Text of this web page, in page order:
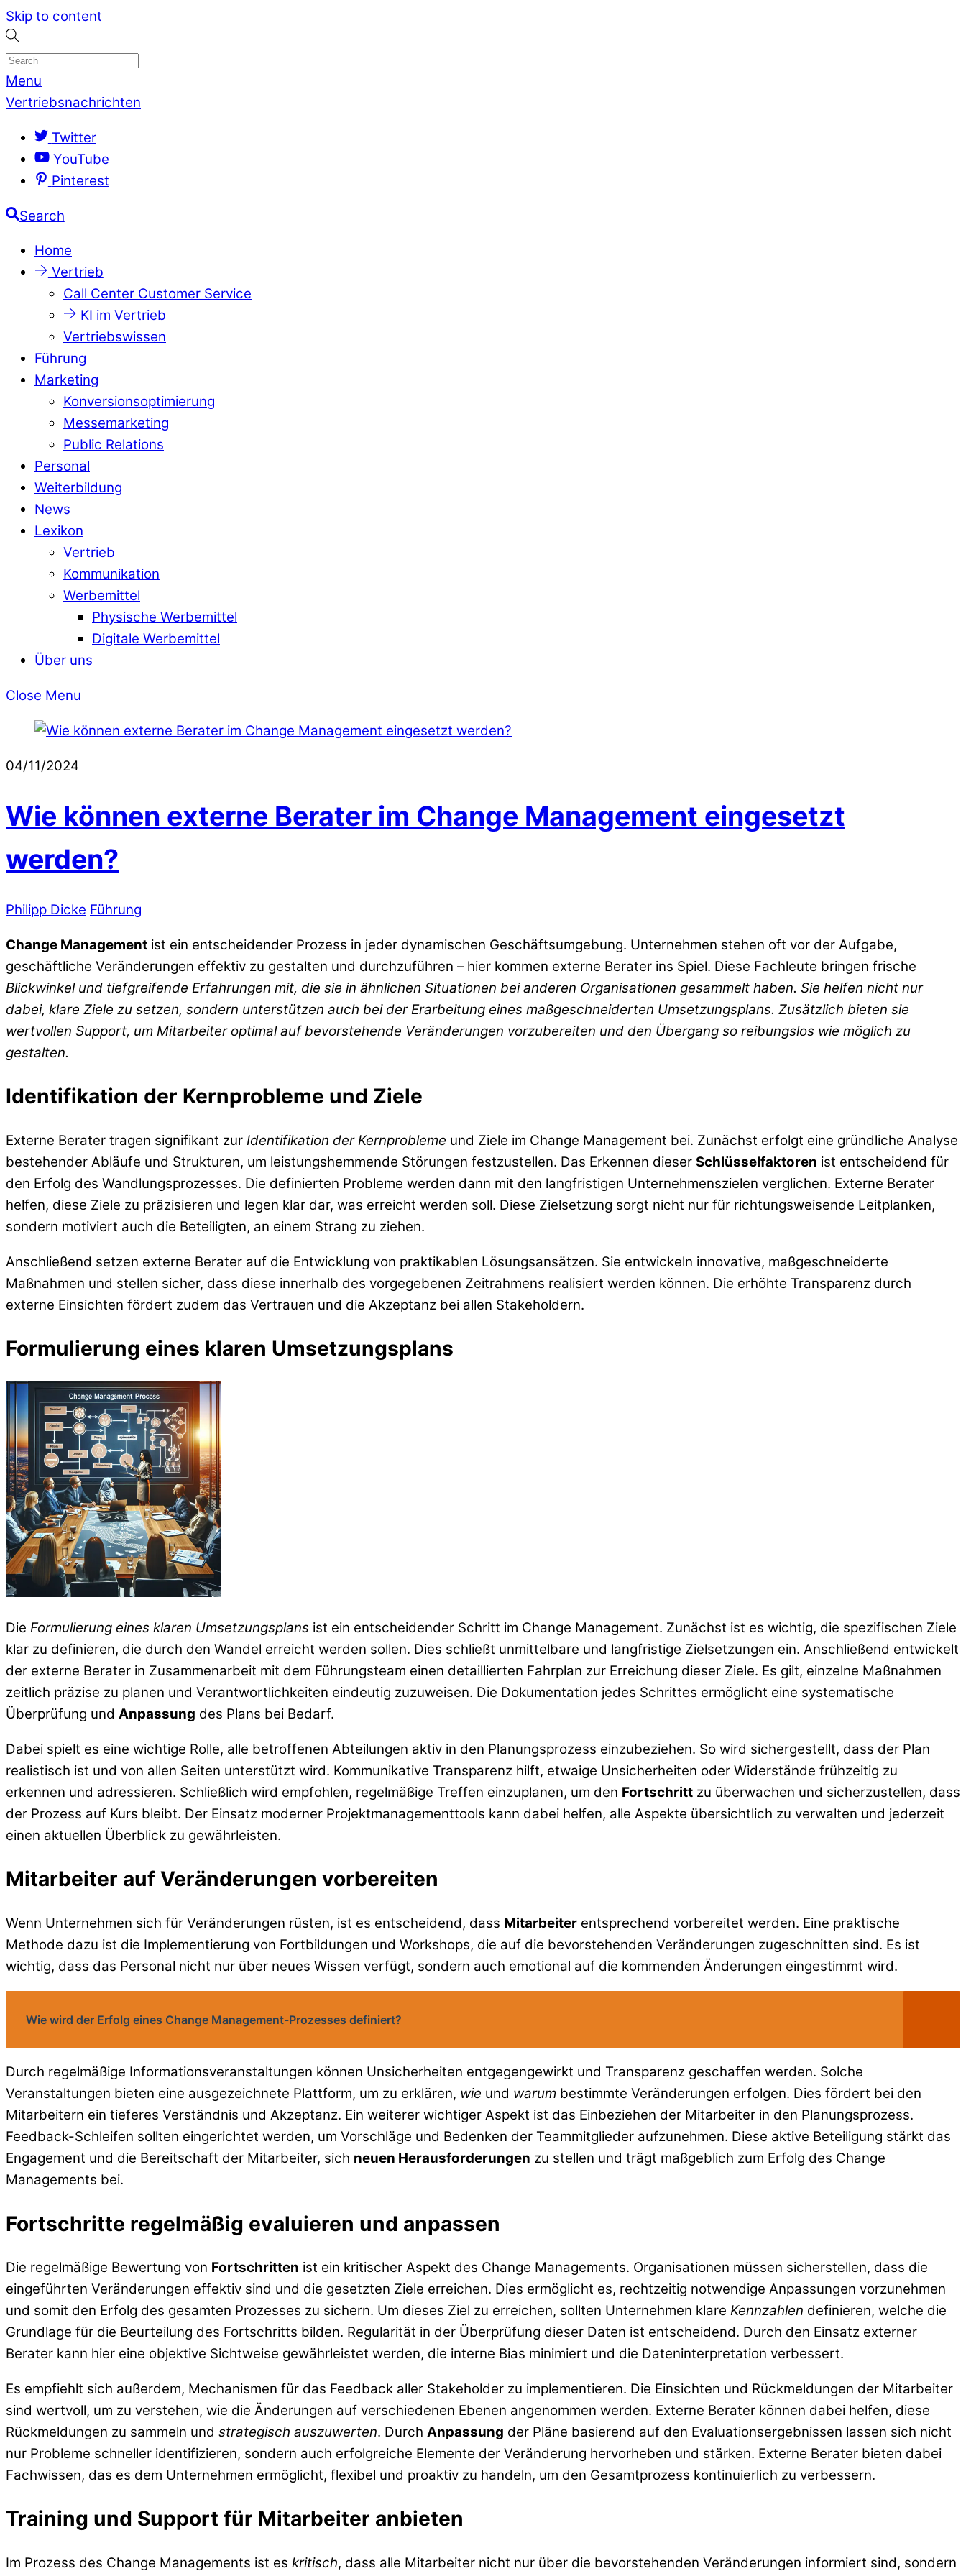
Skip to content
Menu
Vertriebsnachrichten
Twitter
YouTube
Pinterest
Search
Home
Vertrieb
Call Center Customer Service
KI im Vertrieb
Vertriebswissen
Führung
Marketing
Konversionsoptimierung
Messemarketing
Public Relations
Personal
Weiterbildung
News
Lexikon
Vertrieb
Kommunikation
Werbemittel
Physische Werbemittel
Digitale Werbemittel
Über uns
Close Menu
04/11/2024
Wie können externe Berater im Change Management eingesetzt
werden?
Philipp Dicke Führung
Change Management ist ein entscheidender Prozess in jeder dynamischen Geschäftsumgebung. Unternehmen stehen oft vor der Aufgabe,
geschäftliche Veränderungen effektiv zu gestalten und durchzuführen – hier kommen externe Berater ins Spiel. Diese Fachleute bringen frische
Blickwinkelund tiefgreifende Erfahrungen mit, die sie in ähnlichen Situationen bei anderen Organisationen gesammelt haben. Sie helfen nicht nur
dabei, klare Ziele zu setzen, sondern unterstützen auch bei der Erarbeitung eines maßgeschneiderten Umsetzungsplans. Zusätzlich bieten sie
wertvollen Support, um Mitarbeiter optimal auf bevorstehende Veränderungen vorzubereiten und den Übergang so reibungslos wie möglich zu
gestalten.
Identifikation der Kernprobleme und Ziele
Externe Berater tragen signifikant zur Identifikation der Kernprobleme und Ziele im Change Management bei. Zunächst erfolgt eine gründliche Analyse
bestehender Abläufe und Strukturen, um leistungshemmende Störungen festzustellen. Das Erkennen dieser Schlüsselfaktoren ist entscheidend für
den Erfolg des Wandlungsprozesses. Die definierten Probleme werden dann mit den langfristigen Unternehmenszielen verglichen. Externe Berater
helfen, diese Ziele zu präzisieren und legen klar dar, was erreicht werden soll. Diese Zielsetzung sorgt nicht nur für richtungsweisende Leitplanken,
sondern motiviert auch die Beteiligten, an einem Strang zu ziehen.
Anschließend setzen externe Berater auf die Entwicklung von praktikablen Lösungsansätzen. Sie entwickeln innovative, maßgeschneiderte
Maßnahmen und stellen sicher, dass diese innerhalb des vorgegebenen Zeitrahmens realisiert werden können. Die erhöhte Transparenz durch
externe Einsichten fördert zudem das Vertrauen und die Akzeptanz bei allen Stakeholdern.
Formulierung eines klaren Umsetzungsplans
Die Formulierung eines klaren Umsetzungsplans ist ein entscheidender Schritt im Change Management. Zunächst ist es wichtig, die spezifischen Ziele
klar zu definieren, die durch den Wandel erreicht werden sollen. Dies schließt unmittelbare und langfristige Zielsetzungen ein. Anschließend entwickelt
der externe Berater in Zusammenarbeit mit dem Führungsteam einen detaillierten Fahrplan zur Erreichung dieser Ziele. Es gilt, einzelne Maßnahmen
zeitlich präzise zu planen und Verantwortlichkeiten eindeutig zuzuweisen. Die Dokumentation jedes Schrittes ermöglicht eine systematische
Überprüfung und Anpassung des Plans bei Bedarf.
Dabei spielt es eine wichtige Rolle, alle betroffenen Abteilungen aktiv in den Planungsprozess einzubeziehen. So wird sichergestellt, dass der Plan
realistisch ist und von allen Seiten unterstützt wird. Kommunikative Transparenz hilft, etwaige Unsicherheiten oder Widerstände frühzeitig zu
erkennen und adressieren. Schließlich wird empfohlen, regelmäßige Treffen einzuplanen, um den Fortschritt zu überwachen und sicherzustellen, dass
der Prozess auf Kurs bleibt. Der Einsatz moderner Projektmanagementtools kann dabei helfen, alle Aspekte übersichtlich zu verwalten und jederzeit
einen aktuellen Überblick zu gewährleisten.
Mitarbeiter auf Veränderungen vorbereiten
Wenn Unternehmen sich für Veränderungen rüsten, ist es entscheidend, dass Mitarbeiter entsprechend vorbereitet werden. Eine praktische
Methode dazu ist die Implementierung von Fortbildungen und Workshops, die auf die bevorstehenden Veränderungen zugeschnitten sind. Es ist
wichtig, dass das Personal nicht nur über neues Wissen verfügt, sondern auch emotional auf die kommenden Änderungen eingestimmt wird.
Wie wird der Erfolg eines Change Management-Prozesses definiert?
Durch regelmäßige Informationsveranstaltungen können Unsicherheiten entgegengewirkt und Transparenz geschaffen werden. Solche
Veranstaltungen bieten eine ausgezeichnete Plattform, um zu erklären, wie und warum bestimmte Veränderungen erfolgen. Dies fördert bei den
Mitarbeitern ein tieferes Verständnis und Akzeptanz. Ein weiterer wichtiger Aspekt ist das Einbeziehen der Mitarbeiter in den Planungsprozess.
Feedback-Schleifen sollten eingerichtet werden, um Vorschläge und Bedenken der Teammitglieder aufzunehmen. Diese aktive Beteiligung stärkt das
Engagement und die Bereitschaft der Mitarbeiter, sich neuen Herausforderungen zu stellen und trägt maßgeblich zum Erfolg des Change
Managements bei.
Fortschritte regelmäßig evaluieren und anpassen
Die regelmäßige Bewertung von Fortschritten ist ein kritischer Aspekt des Change Managements. Organisationen müssen sicherstellen, dass die
eingeführten Veränderungen effektiv sind und die gesetzten Ziele erreichen. Dies ermöglicht es, rechtzeitig notwendige Anpassungen vorzunehmen
und somit den Erfolg des gesamten Prozesses zu sichern. Um dieses Ziel zu erreichen, sollten Unternehmen klare Kennzahlen definieren, welche die
Grundlage für die Beurteilung des Fortschritts bilden. Regularität in der Überprüfung dieser Daten ist entscheidend. Durch den Einsatz externer
Berater kann hier eine objektive Sichtweise gewährleistet werden, die interne Bias minimiert und die Dateninterpretation verbessert.
Es empfiehlt sich außerdem, Mechanismen für das Feedback aller Stakeholder zu implementieren. Die Einsichten und Rückmeldungen der Mitarbeiter
sind wertvoll, um zu verstehen, wie die Änderungen auf verschiedenen Ebenen angenommen werden. Externe Berater können dabei helfen, diese
Rückmeldungen zu sammeln und strategisch auszuwerten. Durch Anpassung der Pläne basierend auf den Evaluationsergebnissen lassen sich nicht
nur Probleme schneller identifizieren, sondern auch erfolgreiche Elemente der Veränderung hervorheben und stärken. Externe Berater bieten dabei
Fachwissen, das es dem Unternehmen ermöglicht, flexibel und proaktiv zu handeln, um den Gesamtprozess kontinuierlich zu verbessern.
Training und Support für Mitarbeiter anbieten
Im Prozess des Change Managements ist es kritisch, dass alle Mitarbeiter nicht nur über die bevorstehenden Veränderungen informiert sind, sondern